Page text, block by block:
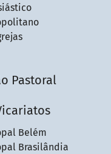
Pastoral
Belém
Brasilândia